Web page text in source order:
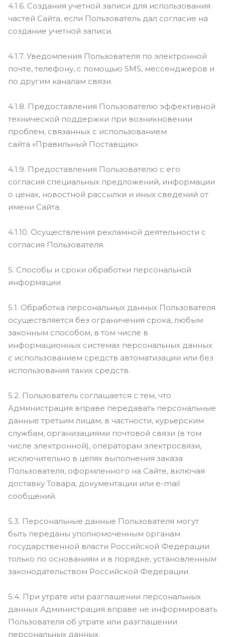
4.1.6. Создания учетной записи для использования
частей Сайта, если Пользователь дал согласие на
создание учетной записи.
4.1.7. Уведомления Пользователя по электронной
почте, телефону, с помощью SMS, мессенджеров и
по другим каналам связи.
4.1.8. Предоставления Пользователю эффективной
технической поддержки при возникновении
проблем, связанных с использованием
сайта «Правильный Поставщик».
4.1.9. Предоставления Пользователю с его
согласия специальных предложений, информации
о ценах, новостной рассылки и иных сведений от
имени Сайта.
4.1.10. Осуществления рекламной деятельности с
согласия Пользователя.
5. Способы и сроки обработки персональной
информации
5.1. Обработка персональных данных Пользователя
осуществляется без ограничения срока, любым
законным способом, в том числе в
информационных системах персональных данных
с использованием средств автоматизации или без
использования таких средств.
5.2. Пользователь соглашается с тем, что
Администрация вправе передавать персональные
данные третьим лицам, в частности, курьерским
службам, организациями почтовой связи (в том
числе электронной), операторам электросвязи,
исключительно в целях выполнения заказа
Пользователя, оформленного на Сайте, включая
доставку Товара, документации или e-mail
сообщений.
5.3. Персональные данные Пользователя могут
быть переданы уполномоченным органам
государственной власти Российской Федерации
только по основаниям и в порядке, установленным
законодательством Российской Федерации.
5.4. При утрате или разглашении персональных
данных Администрация вправе не информировать
Пользователя об утрате или разглашении
персональных данных.